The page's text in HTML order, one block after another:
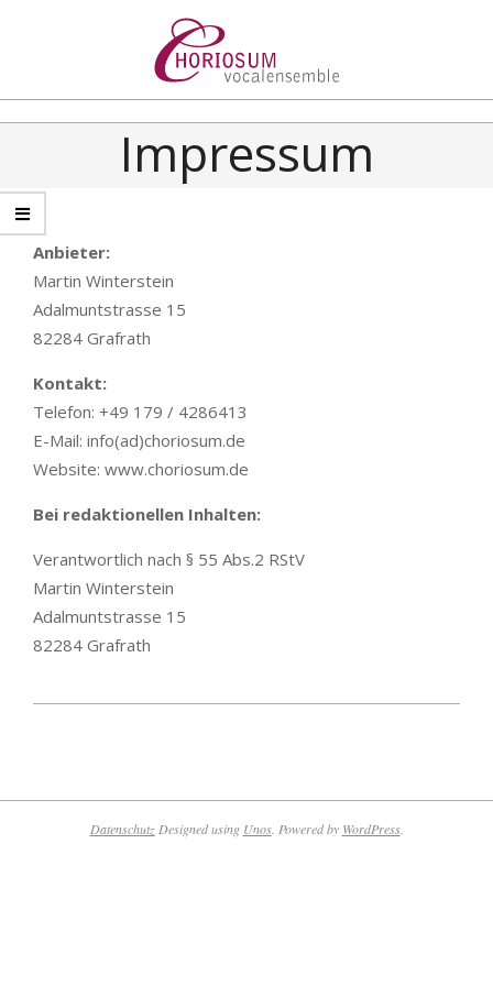
Choriosum
Impressum
Anbieter:
Martin Winterstein
Adalmuntstrasse 15
82284 Grafrath
Kontakt:
Telefon: +49 179 / 4286413
E-Mail: info(ad)choriosum.de
Website: www.choriosum.de
Bei redaktionellen Inhalten:
Verantwortlich nach § 55 Abs.2 RStV
Martin Winterstein
Adalmuntstrasse 15
82284 Grafrath
DatenschutzDesigned using Unos. Powered by WordPress.